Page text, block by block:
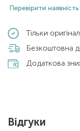
Перевірити
Тільки
Безкоштовна
Додаткова
Відгуки